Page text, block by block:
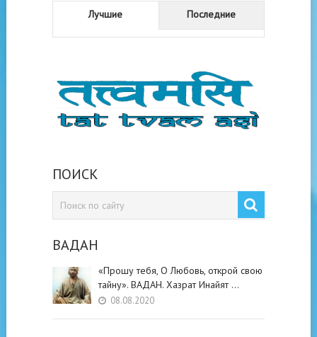
Лучшие Последние
ПОИСК
ВАДАН
«Прошу тебя, О Любовь, открой свою
тайну». ВАДАН. Хазрат Инайят …
08.08.2020